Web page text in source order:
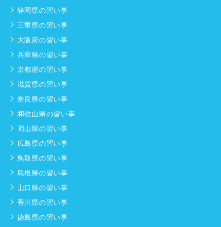
静岡県の習い事
三重県の習い事
大阪府の習い事
兵庫県の習い事
京都府の習い事
滋賀県の習い事
奈良県の習い事
和歌山県の習い事
岡山県の習い事
広島県の習い事
鳥取県の習い事
島根県の習い事
山口県の習い事
香川県の習い事
徳島県の習い事